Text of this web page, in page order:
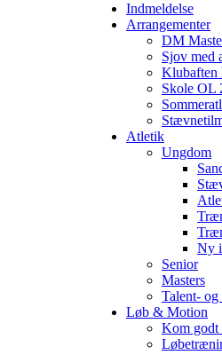
Indmeldelse
Arrangementer
DM
Sjov med
Klubaften
Skole OL
Atletik
Ungdom
Ny
Senior
Masters
Talent-
Løb & Motion
Kom godt